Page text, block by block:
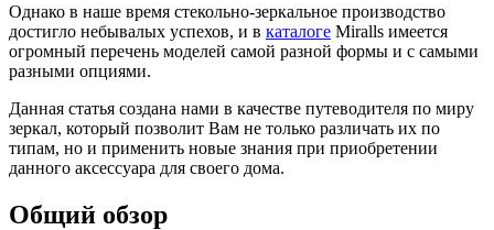
Однако в наше время стекольно-зеркальное производство
достигло небывалых успехов, и в каталоге Miralls имеется
огромный перечень моделей самой разной формы и с самыми
разными опциями.
Данная статья создана нами в качестве путеводителя по миру
зеркал, который позволит Вам не только различать их по
типам, но и применить новые знания при приобретении
данного аксессуара для своего дома.
Общий обзор